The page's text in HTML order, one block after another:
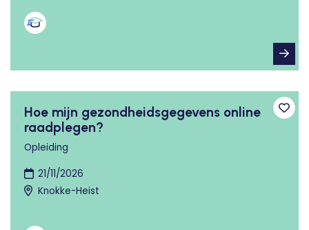
Hoe mijn gezondheidsgegevens online
raadplegen?
Opleiding
21/11/2026
Knokke-Heist